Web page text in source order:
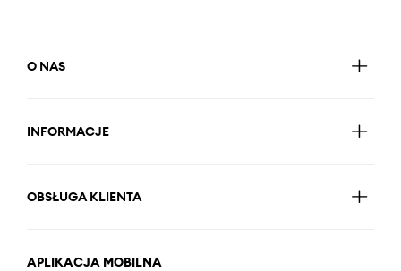
O NAS
INFORMACJE
OBSŁUGA KLIENTA
APLIKACJA MOBILNA